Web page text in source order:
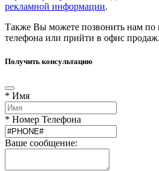
рекламной информации.
Также Вы можете позвонить нам по
телефона или прийти в офис продаж.
Получить консультацию
* Имя
* Номер Телефона
Ваше сообщение: